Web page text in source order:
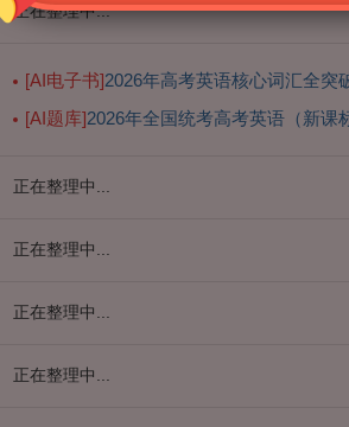
正在整理中...
[AI电子书]2026年高考英语核心词汇全突
[AI题库]2026年全国统考高考英语（新课
正在整理中...
正在整理中...
正在整理中...
正在整理中...